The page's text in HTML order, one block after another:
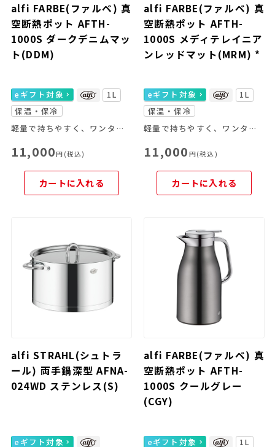
alfi FARBE(ファルベ) 真
空断熱ポット AFTH-
1000S ダークデニムマッ
ト(DDM)
eギフト対象
1L
保温・保冷
軽量で持ちやすく、ワンタッチで注げる使いやすさが魅力。
11,000円(税込)
カートに入れる
alfi FARBE(ファルベ) 真
空断熱ポット AFTH-
1000S メディテレイニア
ンレッドマット(MRM) *
eギフト対象
1L
保温・保冷
軽量で持ちやすく、ワンタッチで注げる使いやすさが魅力。
11,000 円(税込)
カートに入れる
alfi STRAHL(シュトラ
ール) 両手鍋深型 AFNA-
024WD ステンレス(S)
eギフト対象
alfi FARBE(ファルベ) 真
空断熱ポット AFTH-
1000S クールグレー
(CGY)
eギフト対象
1L